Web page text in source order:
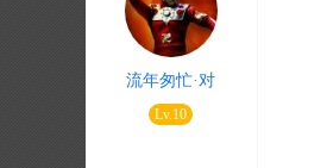
流年匆忙·对
Lv.10